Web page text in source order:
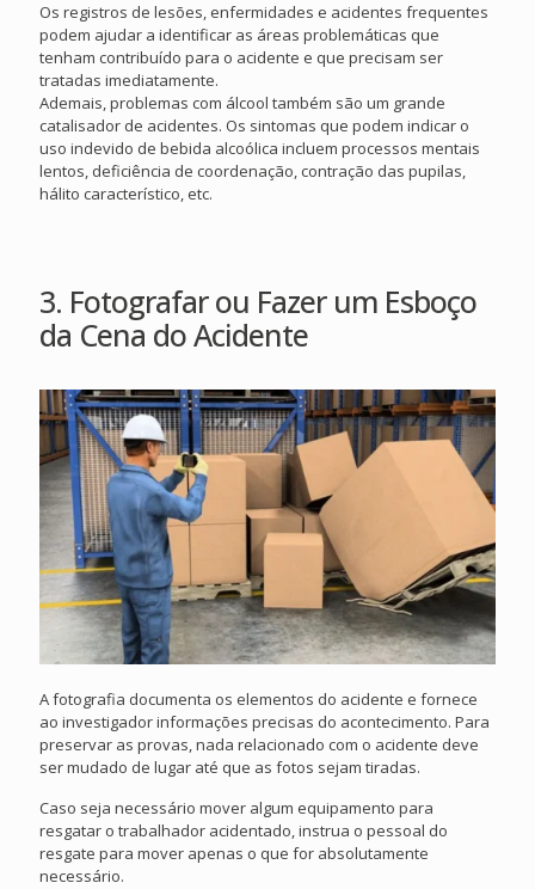
Os registros de lesões, enfermidades e acidentes frequentes
podem ajudar a identificar as áreas problemáticas que
tenham contribuído para o acidente e que precisam ser
tratadas imediatamente.
Ademais, problemas com álcool também são um grande
catalisador de acidentes. Os sintomas que podem indicar o
uso indevido de bebida alcoólica incluem processos mentais
lentos, deficiência de coordenação, contração das pupilas,
hálito característico, etc.
3. Fotografar ou Fazer um Esboço
da Cena do Acidente
A fotografia documenta os elementos do acidente e fornece
ao investigador informações precisas do acontecimento. Para
preservar as provas, nada relacionado com o acidente deve
ser mudado de lugar até que as fotos sejam tiradas.
Caso seja necessário mover algum equipamento para
resgatar o trabalhador acidentado, instrua o pessoal do
resgate para mover apenas o que for absolutamente
necessário.